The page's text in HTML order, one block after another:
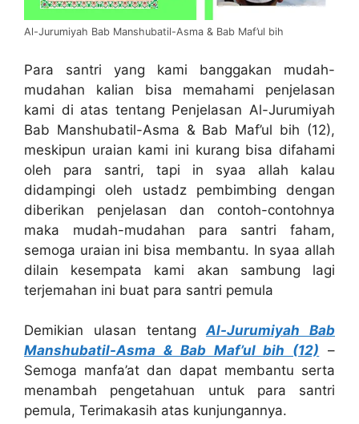
Al-Jurumiyah Bab Manshubatil-Asma & Bab Maf’ul bih
Para santri yang kami banggakan mudah-
mudahan kalian bisa memahami penjelasan
kami di atas tentang Penjelasan Al-Jurumiyah
Bab Manshubatil-Asma & Bab Maf’ul bih (12),
meskipun uraian kami ini kurang bisa difahami
oleh para santri, tapi in syaa allah kalau
didampingi oleh ustadz pembimbing dengan
diberikan penjelasan dan contoh-contohnya
maka mudah-mudahan para santri faham,
semoga uraian ini bisa membantu. In syaa allah
dilain kesempata kami akan sambung lagi
terjemahan ini buat para santri pemula
Demikian ulasan tentangAl-Jurumiyah Bab
Manshubatil-Asma & Bab Maf’ul bih (12) –
Semoga manfa’at dan dapat membantu serta
menambah pengetahuan untuk para santri
pemula, Terimakasih atas kunjungannya.